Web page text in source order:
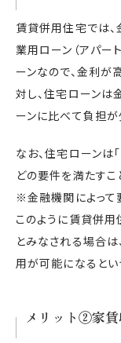
賃貸併用住宅では、
業用ローン（アパー
ーンなので、金利が
対し、住宅ローンは
ーンに比べて負担が
なお、住宅ローンは
どの要件を満たすこ
※金融機関によって
このように賃貸併用
とみなされる場合
用が可能になるとい
メリット②家賃